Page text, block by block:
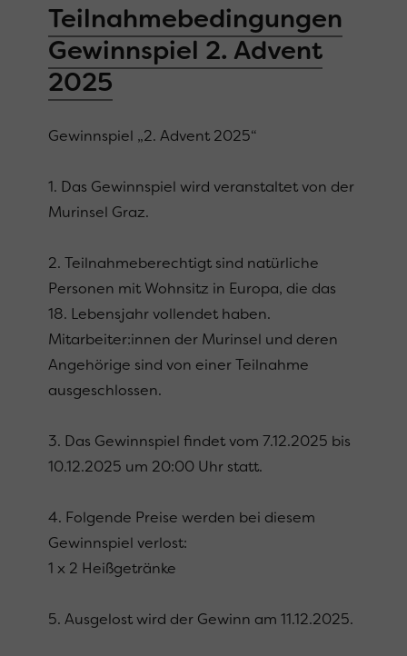
Teilnahmebedingungen
Gewinnspiel 2. Advent
2025
Gewinnspiel „2. Advent 2025“
1. Das Gewinnspiel wird veranstaltet von der
Murinsel Graz.
2. Teilnahmeberechtigt sind natürliche
Personen mit Wohnsitz in Europa, die das
18. Lebensjahr vollendet haben.
Mitarbeiter:innen der Murinsel und deren
Angehörige sind von einer Teilnahme
ausgeschlossen.
3. Das Gewinnspiel findet vom 7.12.2025 bis
10.12.2025 um 20:00 Uhr statt.
4. Folgende Preise werden bei diesem
Gewinnspiel verlost:
1 x 2 Heißgetränke
5. Ausgelost wird der Gewinn am 11.12.2025.